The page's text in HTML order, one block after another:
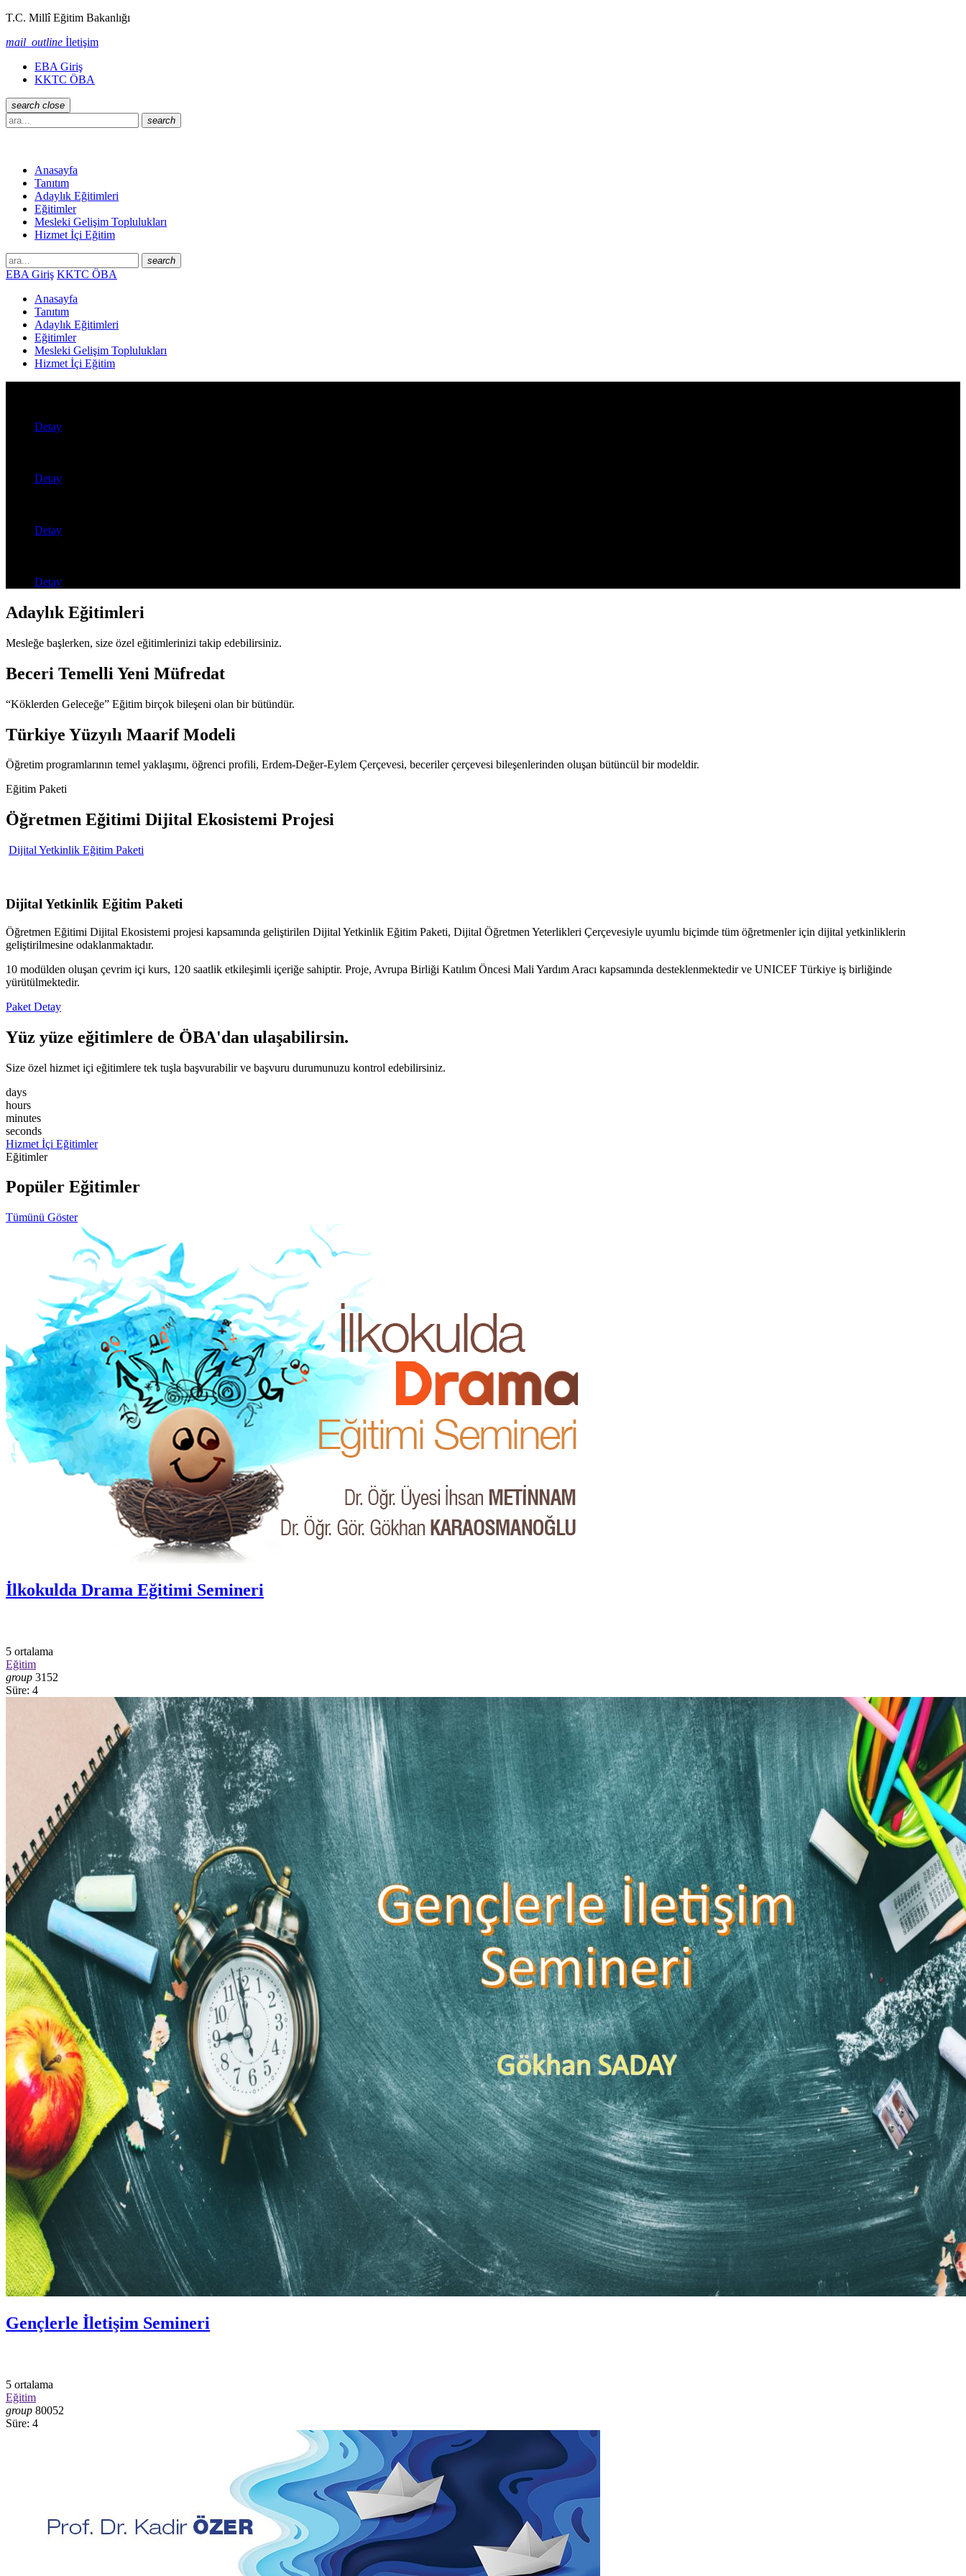
T.C. Millî Eğitim Bakanlığı
mail_outline İletişim
EBA Giriş
KKTC ÖBA
search close
search
Anasayfa
Tanıtım
Adaylık Eğitimleri
Eğitimler
Mesleki Gelişim Toplulukları
Hizmet İçi Eğitim
search
EBA Giriş KKTC ÖBA
Anasayfa
Tanıtım
Adaylık Eğitimleri
Eğitimler
Mesleki Gelişim Toplulukları
Hizmet İçi Eğitim
Detay
Detay
Detay
Detay
Adaylık Eğitimleri
Mesleğe başlerken, size özel eğitimlerinizi takip edebilirsiniz.
Beceri Temelli Yeni Müfredat
“Köklerden Geleceğe” Eğitim birçok bileşeni olan bir bütündür.
Türkiye Yüzyılı Maarif Modeli
Öğretim programlarının temel yaklaşımı, öğrenci profili, Erdem-Değer-Eylem Çerçevesi, beceriler çerçevesi bileşenlerinden oluşan bütüncül bir modeldir.
Eğitim Paketi
Öğretmen Eğitimi Dijital Ekosistemi Projesi
Dijital Yetkinlik Eğitim Paketi
Dijital Yetkinlik Eğitim Paketi
Öğretmen Eğitimi Dijital Ekosistemi projesi kapsamında geliştirilen Dijital Yetkinlik Eğitim Paketi, Dijital Öğretmen Yeterlikleri Çerçevesiyle uyumlu biçimde tüm öğretmenler için dijital yetkinliklerin
geliştirilmesine odaklanmaktadır.
10 modülden oluşan çevrim içi kurs, 120 saatlik etkileşimli içeriğe sahiptir. Proje, Avrupa Birliği Katılım Öncesi Mali Yardım Aracı kapsamında desteklenmektedir ve UNICEF Türkiye iş birliğinde
yürütülmektedir.
Paket Detay
Yüz yüze eğitimlere de ÖBA'dan ulaşabilirsin.
Size özel hizmet içi eğitimlere tek tuşla başvurabilir ve başvuru durumunuzu kontrol edebilirsiniz.
days
hours
minutes
seconds
Hizmet İçi Eğitimler
Eğitimler
Popüler Eğitimler
Tümünü Göster
İlkokulda Drama Eğitimi Semineri
5 ortalama
Eğitim
group 3152
Süre: 4
Gençlerle İletişim Semineri
5 ortalama
Eğitim
group 80052
Süre: 4